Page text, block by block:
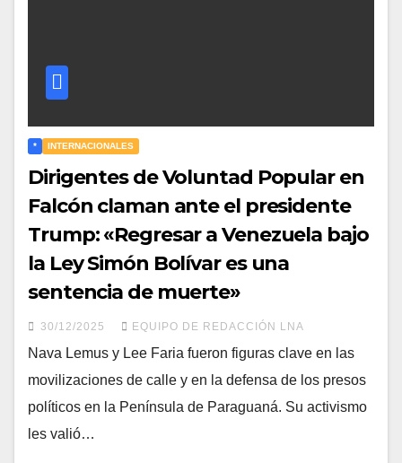
* INTERNACIONALES
Dirigentes de Voluntad Popular en
Falcón claman ante el presidente
Trump: «Regresar a Venezuela bajo
la Ley Simón Bolívar es una
sentencia de muerte»
30/12/2025 EQUIPO DE REDACCIÓN LNA
​Nava Lemus y Lee Faria fueron figuras clave en las
movilizaciones de calle y en la defensa de los presos
políticos en la Península de Paraguaná. Su activismo
les valió…